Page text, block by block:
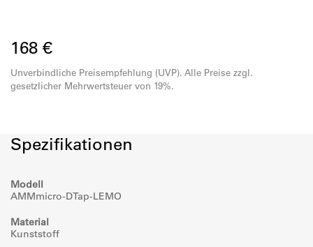
168 €
Unverbindliche Preisempfehlung (UVP). Alle Preise zzgl.
gesetzlicher Mehrwertsteuer von 19%.
Spezifikationen
Modell
AMMmicro-DTap-LEMO
Material
Kunststoff